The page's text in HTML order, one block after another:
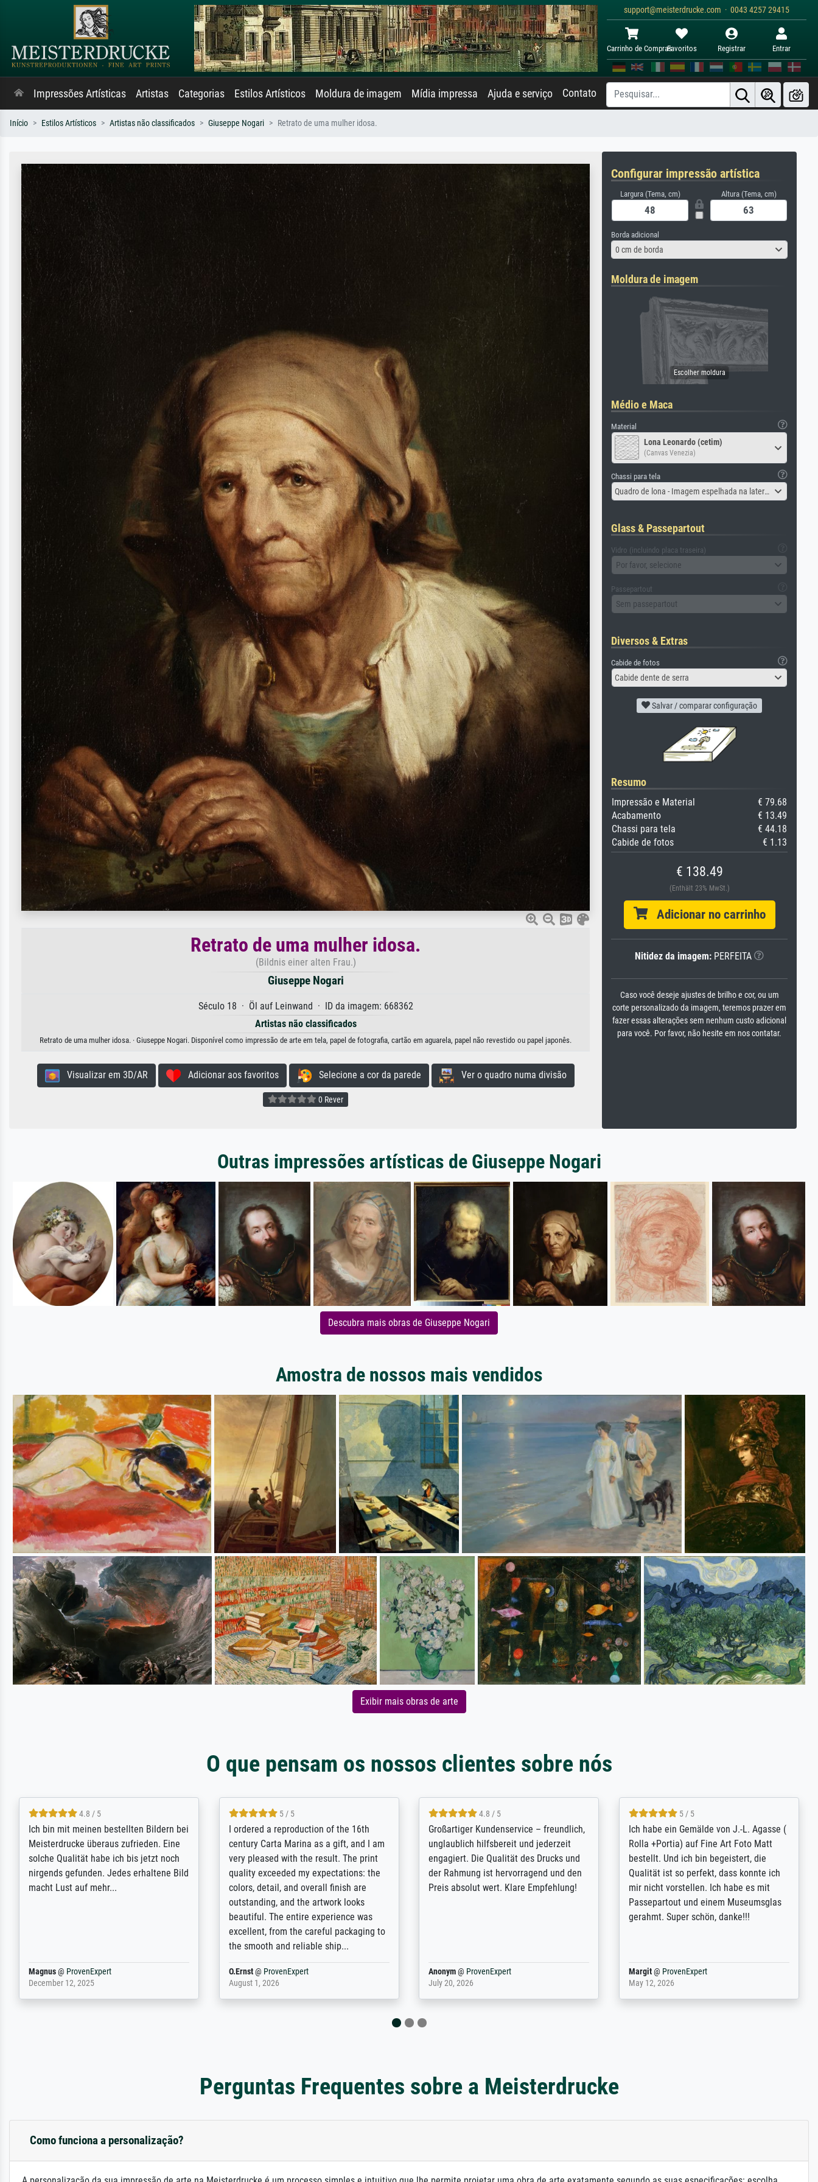
support@meisterdrucke.com · 0043 4257 29415
Carrinho de ComprasFavoritos Registrar Entrar
Impressões Artísticas Artistas Categorias Estilos Artísticos Moldura de imagem Mídia impressa Ajuda e serviço Contato
Início Estilos Artísticos Artistas não classificados Giuseppe Nogari Retrato de uma mulher idosa.
Retrato de uma mulher idosa.
(Bildnis einer alten Frau.)
Giuseppe Nogari
Século 18 · Öl auf Leinwand · ID da imagem: 668362
Artistas não classificados
Retrato de uma mulher idosa. · Giuseppe Nogari. Disponível como impressão de arte em tela, papel de fotografia, cartão em aguarela, papel não revestido ou papel japonês.
Visualizar em 3D/AR Adicionar aos favoritos Selecione a cor da parede Ver o quadro numa divisão
0 Rever
Configurar impressão artística
Largura (Tema, cm) Altura (Tema, cm)
Borda adicional
0 cm de borda
Moldura de imagem
Médio e Maca
Material
Lona Leonardo (cetim)
(Canvas Venezia)
Chassi para tela
Quadro de lona - Imagem espelhada na lateral
Glass & Passepartout
Vidro (incluindo placa traseira)
Por favor, selecione
Passepartout
Sem passepartout
Diversos & Extras
Cabide de fotos
Cabide dente de serra
Salvar / comparar configuração
Resumo
Impressão e Material
€ 79.68
Acabamento
€ 13.49
Chassi para tela
€ 44.18
Cabide de fotos
€ 1.13
€ 138.49
(Enthält 23% MwSt.)
Adicionar no carrinho
Nitidez da imagem: PERFEITA
Caso você deseje ajustes de brilho e cor, ou um
corte personalizado da imagem, teremos prazer em
fazer essas alterações sem nenhum custo adicional
para você. Por favor, não hesite em nos contatar.
Outras impressões artísticas de Giuseppe Nogari
Descubra mais obras de Giuseppe Nogari
Amostra de nossos mais vendidos
Exibir mais obras de arte
O que pensam os nossos clientes sobre nós
5 / 5
Rundum positive Erfahrung. Die
Ausführung des Auftrags hat eine Weile
gedauert, die angekündigte Lieferzeit
wurde aber letztlich sogar etwas
unterschritten. Die Qualität des Papiers
Dr.@ProvenExpert
February 3, 2026
5 / 5
The team at Meisterdrucke strives to
meet its clients demands, and provides
expert advice on how to obtain the best
results for the prints requested by the
client. The company has a vast
repertoire of prints to choose from, and
will provide excellent service also with
regards to prints which are not in that
repertoire. Highly recommended!
Anonym@ProvenExpert
April 22, 2026
5 / 5
Outstanding quality and customer
support. - the quality of the printing is
excellent and difficult to distinguish
from the real thing; it will be my go-to
for high-quality art prints from now on -
Anonym@ ProvenExpert
January 12, 2026
4.8 / 5
Qualité absolument irréprochable.
Extraordinaire diversité des thèmes
abordés et personnalisation des
demandes (recadrage, réajustement des
couleurs). Relation clientèle parfaite.
Transport, réception sans aucun
problème. Merci à toute l'équipe ! Hervé
Anonym@ProvenExpert
March 31, 2025
Perguntas Frequentes sobre a Meisterdrucke
Como funciona a personalização?